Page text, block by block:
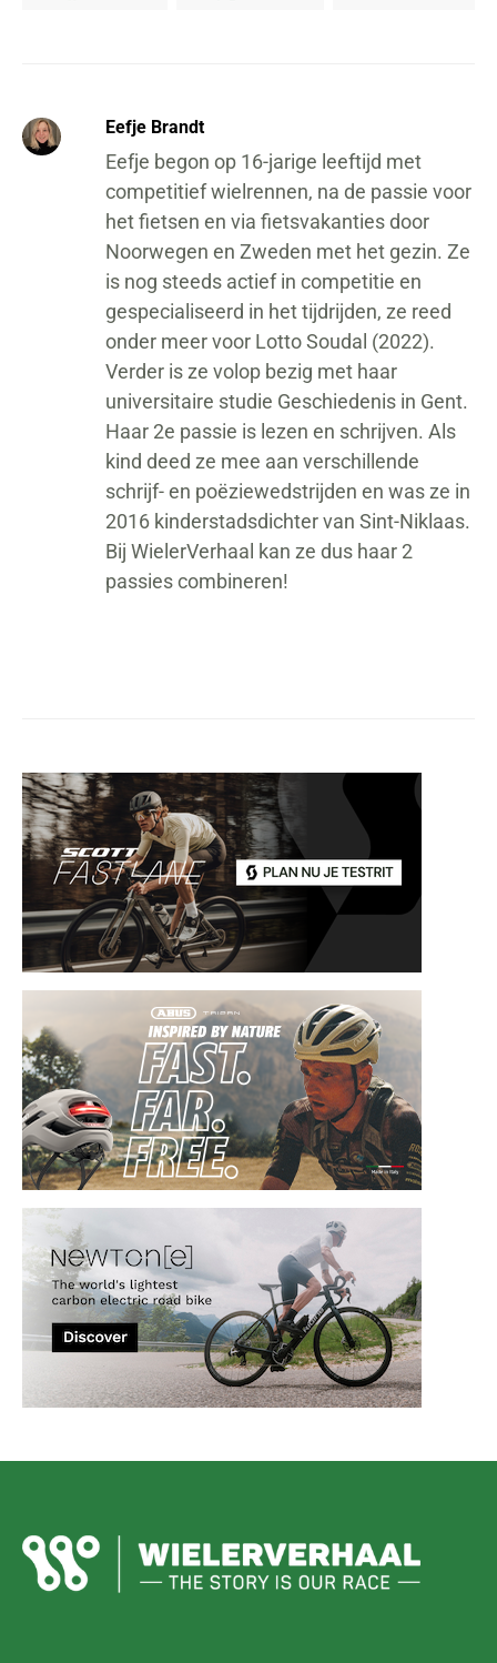
Eefje Brandt
Eefje begon op 16-jarige leeftijd met
competitief wielrennen, na de passie voor
het fietsen en via fietsvakanties door
Noorwegen en Zweden met het gezin. Ze
is nog steeds actief in competitie en
gespecialiseerd in het tijdrijden, ze reed
onder meer voor Lotto Soudal (2022).
Verder is ze volop bezig met haar
universitaire studie Geschiedenis in Gent.
Haar 2e passie is lezen en schrijven. Als
kind deed ze mee aan verschillende
schrijf- en poëziewedstrijden en was ze in
2016 kinderstadsdichter van Sint-Niklaas.
Bij WielerVerhaal kan ze dus haar 2
passies combineren!